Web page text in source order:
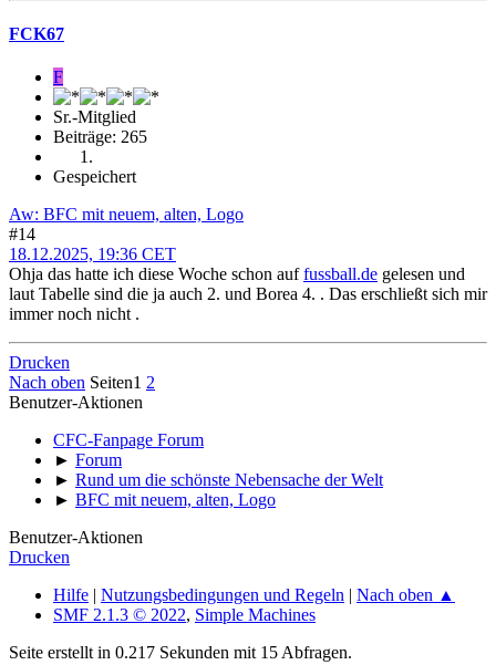
FCK67
F
Sr.-Mitglied
Beiträge: 265
Gespeichert
Aw: BFC mit neuem, alten, Logo
#14
18.12.2025, 19:36 CET
Ohja das hatte ich diese Woche schon auffussball.de gelesen und
laut Tabelle sind die ja auch 2. und Borea 4. . Das erschließt sich mir
immer noch nicht .
Drucken
Nach oben Seiten1 2
Benutzer-Aktionen
CFC-Fanpage Forum
► Forum
► Rund um die schönste Nebensache der Welt
► BFC mit neuem, alten, Logo
Benutzer-Aktionen
Drucken
Hilfe
Nutzungsbedingungen und Regeln
Nach oben ▲
SMF 2.1.3 © 2022, Simple Machines
Seite erstellt in 0.217 Sekunden mit 15 Abfragen.